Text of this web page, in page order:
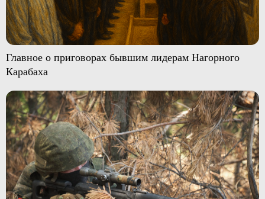
Главное о приговорах бывшим лидерам Нагорного
Карабаха